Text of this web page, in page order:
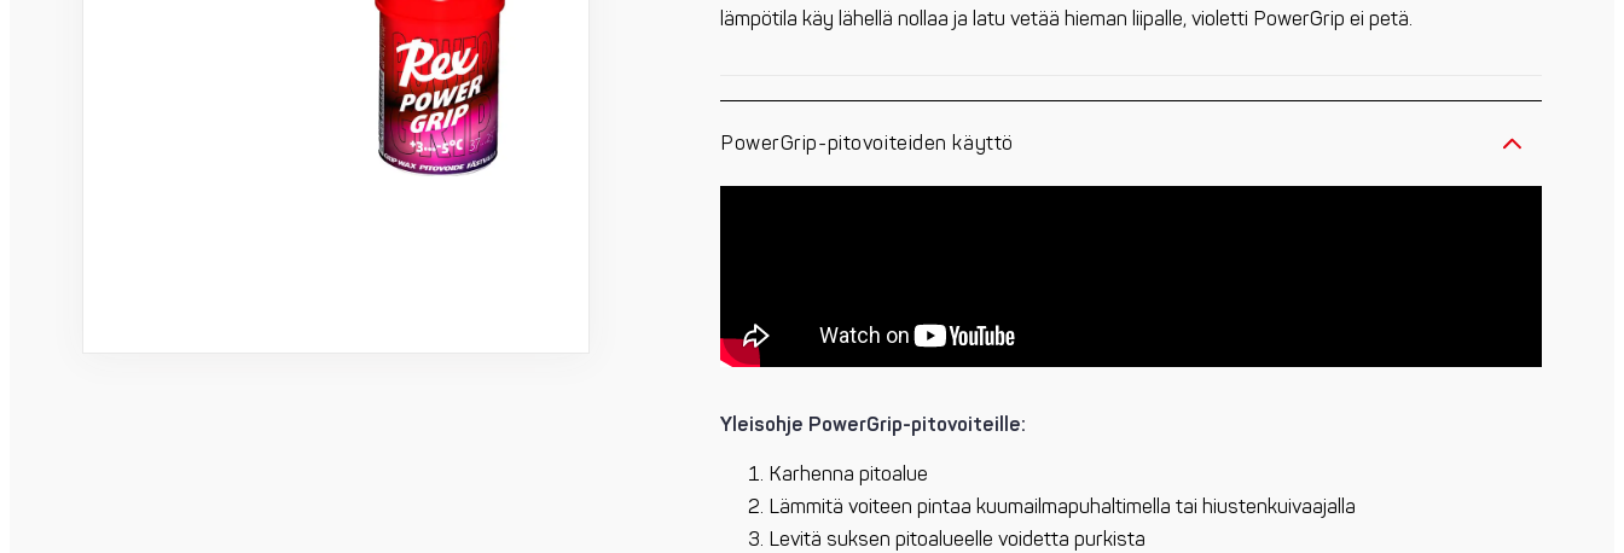
lämpötila käy lähellä nollaa ja latu vetää hieman liipalle, violetti PowerGrip ei petä.
PowerGrip-pitovoiteiden käyttö
Yleisohje PowerGrip-pitovoiteille:
Karhenna pitoalue
Lämmitä voiteen pintaa kuumailmapuhaltimella tai hiustenkuivaajalla
Levitä suksen pitoalueelle voidetta purkista